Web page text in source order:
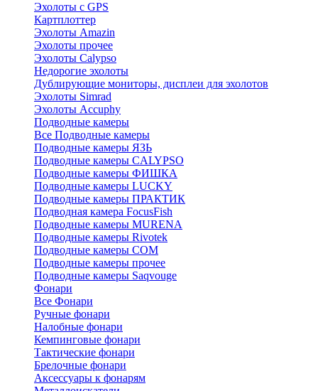
Эхолоты с GPS
Картплоттер
Эхолоты Amazin
Эхолоты прочее
Эхолоты Calypso
Недорогие эхолоты
Дублирующие мониторы, дисплеи для эхолотов
Эхолоты Simrad
Эхолоты Accuphy
Подводные камеры
Все Подводные камеры
Подводные камеры ЯЗЬ
Подводные камеры CALYPSO
Подводные камеры ФИШКА
Подводные камеры LUCKY
Подводные камеры ПРАКТИК
Подводная камера FocusFish
Подводные камеры MURENA
Подводные камеры Rivotek
Подводные камеры СОМ
Подводные камеры прочее
Подводные камеры Saqvouge
Фонари
Все Фонари
Ручные фонари
Налобные фонари
Кемпинговые фонари
Тактические фонари
Брелочные фонари
Аксессуары к фонарям